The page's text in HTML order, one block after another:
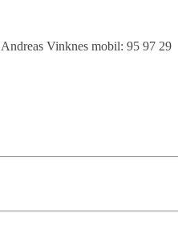
Andreas Vinknes mobil: 95 97 29